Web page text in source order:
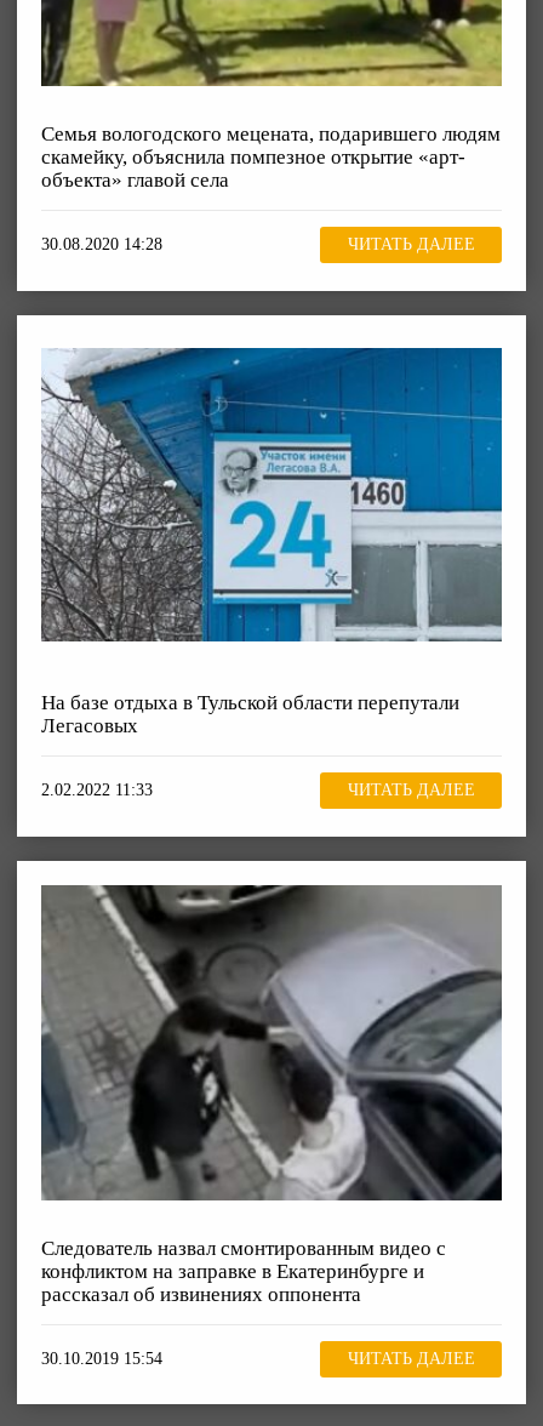
Семья вологодского мецената, подарившего людям
скамейку, объяснила помпезное открытие «арт-
объекта» главой села
30.08.2020 14:28 ЧИТАТЬ ДАЛЕЕ
На базе отдыха в Тульской области перепутали
Легасовых
2.02.2022 11:33 ЧИТАТЬ ДАЛЕЕ
Следователь назвал смонтированным видео с
конфликтом на заправке в Екатеринбурге и
рассказал об извинениях оппонента
30.10.2019 15:54 ЧИТАТЬ ДАЛЕЕ